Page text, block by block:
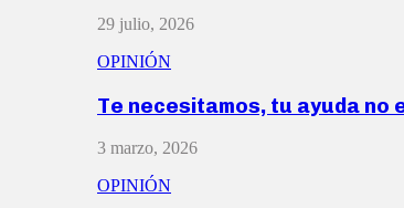
29 julio, 2026
OPINIÓN
Te necesitamos, tu ayuda no
3 marzo, 2026
OPINIÓN